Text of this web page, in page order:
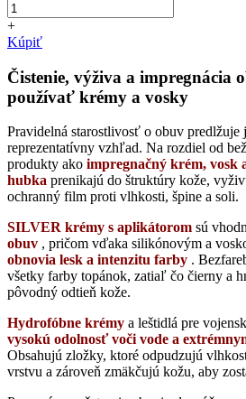
+
Kúpiť
Čistenie, výživa a impregnácia
používať krémy a vosky
Pravidelná starostlivosť o obuv
reprezentatívny vzhľad. Na rozdiel od
produkty ako impregnačný krém, vosk
hubka prenikajú do štruktúry kože,
ochranný film proti vlhkosti, špine a soli.
SILVER krémy s aplikátorom sú
obuv , pričom vďaka silikónovým a
obnovia lesk a intenzitu farby .
všetky farby topánok, zatiaľ čo čierny a
pôvodný odtieň kože.
Hydrofóbne krémy a leštidlá pre
vysokú odolnosť voči vode a
Obsahujú zložky, ktoré odpudzujú
vrstvu a zároveň zmäkčujú kožu, aby